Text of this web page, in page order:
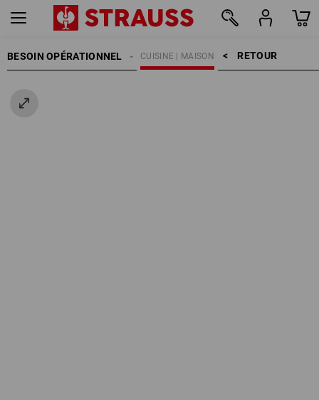
BESOIN OPÉRATIONNEL RETOUR    >
CUISINE | MAISON